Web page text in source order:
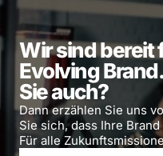
Wir sind bereit
Evolving Brand.
Sie auch?
Dann erzählen Sie uns
Sie sich, dass Ihre
Für alle